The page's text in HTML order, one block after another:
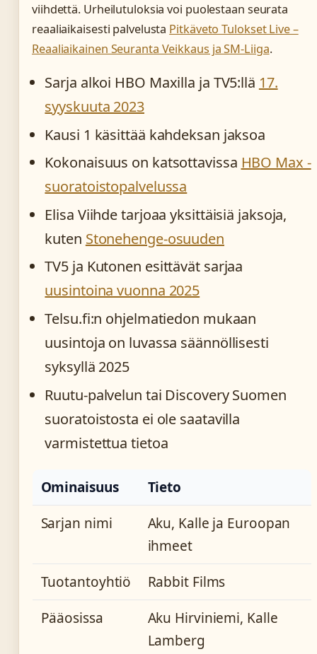
viihdettä. Urheilutuloksia voi puolestaan seurata
reaaliaikaisesti palvelusta Pitkäveto Tulokset Live –
Reaaliaikainen Seuranta Veikkaus ja SM-Liiga.
Sarja alkoi HBO Maxilla ja TV5:llä 17.
syyskuuta 2023
Kausi 1 käsittää kahdeksan jaksoa
Kokonaisuus on katsottavissa HBO Max -
suoratoistopalvelussa
Elisa Viihde tarjoaa yksittäisiä jaksoja,
kuten Stonehenge-osuuden
TV5 ja Kutonen esittävät sarjaa
uusintoina vuonna 2025
Telsu.fi:n ohjelmatiedon mukaan
uusintoja on luvassa säännöllisesti
syksyllä 2025
Ruutu-palvelun tai Discovery Suomen
suoratoistosta ei ole saatavilla
varmistettua tietoa
Ominaisuus
Tieto
Sarjan nimi
Aku, Kalle ja Euroopan
ihmeet
Tuotantoyhtiö
Rabbit Films
Pääosissa
Aku Hirviniemi, Kalle
Lamberg